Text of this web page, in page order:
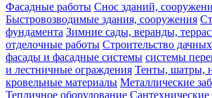
Фасадные работы Снос зданий,
Быстровозводимые здания, сооружения
фундамента Зимние сады, веранды,
отделочные работы Строительство
фасады и фасадные системы системы
и лестничные ограждения Тенты, шатры,
кровельные материалы Металлические
Тепличное оборудование